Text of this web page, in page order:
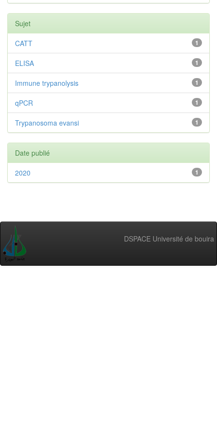
Sujet
1
CATT
1
ELISA
1
Immune trypanolysis
1
qPCR
1
Trypanosoma evansi
Date publié
1
2020
DSPACE Université de bouira